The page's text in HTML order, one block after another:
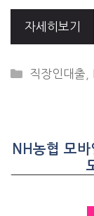
자세히보기
직장인대출
NH농협 모